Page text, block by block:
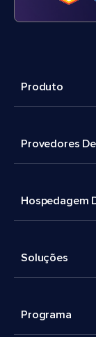
Produto
Provedores
Hospedagem
Soluções
Programa